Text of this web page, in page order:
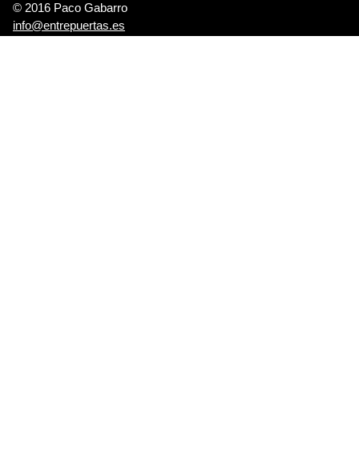
© 2016 Paco Gabarro
info@entrepuertas.es